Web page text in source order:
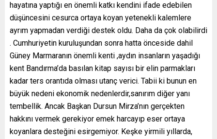
hayatına yaptığı en önemli katkı kendini ifade edebilen
düşüncesini cesurca ortaya koyan yetenekli kalemlere
ayrım yapmadan verdiği destek oldu. Daha da çok olabilirdi
. Cumhuriyetin kuruluşundan sonra hatta önceside dahil
Güney Marmaranın önemli kenti ,aydın insanların yaşadığı
kent Bandırma’da basılan kitap sayısı bir elin parmakları
kadar ters orantıda olması utanç verici. Tabii ki bunun en
büyük nedeni ekonomik nedenlerdir,sanırım diğer yanı
tembellik. Ancak Başkan Dursun Mirza’nın gerçekten
hakkını vermek gerekiyor emek harcayıp eser ortaya
koyanlara desteğini esirgemiyor. Keşke yirmili yıllarda,